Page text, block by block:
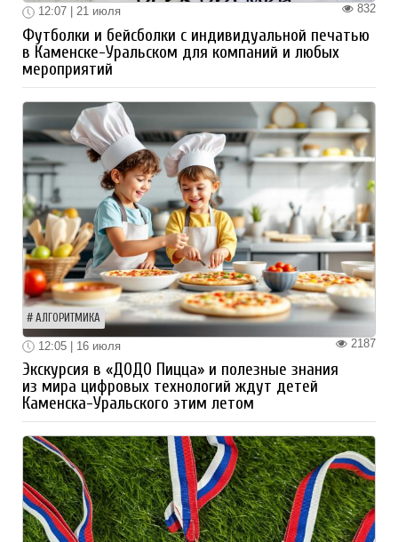
832
12:07 | 21 июля
Футболки и бейсболки с индивидуальной печатью
в Каменске-Уральском для компаний и любых
мероприятий
АЛГОРИТМИКА
2187
12:05 | 16 июля
Экскурсия в «ДОДО Пицца» и полезные знания
из мира цифровых технологий ждут детей
Каменска-Уральского этим летом